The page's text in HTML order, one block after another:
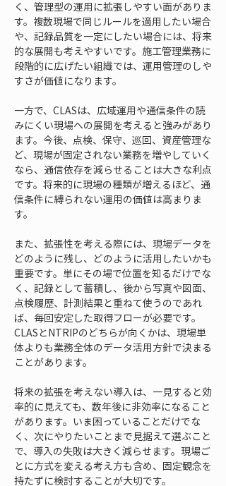
く、管理型の運用に拡張しやすい面がありま
す。複数現場で同じルールを適用したい場合
や、記録品質を一定にしたい場合には、将来
的な展開も考えやすいです。施工管理業務に
段階的に広げたい組織では、運用管理のしや
すさが価値になります。
一方で、CLASは、広域運用や通信条件の読
みにくい現場への展開を考えると強みがあり
ます。今後、点検、保守、巡回、資産管理な
ど、現場が固定されない業務を増やしていく
なら、通信依存を減らせることは大きな利点
です。将来的に現場の種類が増えるほど、通
信条件に縛られない運用の価値は高まりま
す。
また、拡張性を考える際には、現場データを
どのように残し、どのように活用したいかも
重要です。単にその場で位置を知るだけでな
く、記録として蓄積し、後から写真や図面、
点検履歴、計測結果と重ねて使うのであれ
ば、毎回安定した取得フローが必要です。
CLASとNTRIPのどちらが向くかは、現場単
体よりも業務全体のデータ活用方針で決まる
ことがあります。
将来の拡張を考えない導入は、一見すると効
率的に見えても、数年後に非効率になること
があります。いま困っていることだけでな
く、次にやりたいことまで見据えて選ぶこと
で、導入の失敗は大きく減らせます。現場ご
とに方式を変える考え方も含め、固定観念を
持たずに検討することが大切です。